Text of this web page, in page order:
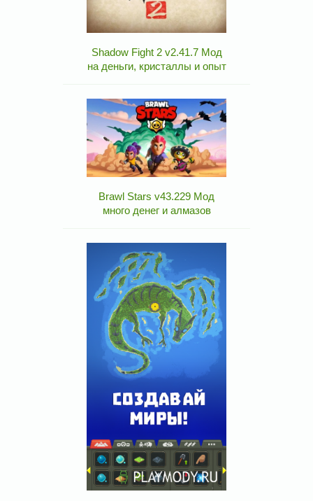
Shadow Fight 2 v2.41.7 Мод
на деньги, кристаллы и опыт
Brawl Stars v43.229 Мод
много денег и алмазов